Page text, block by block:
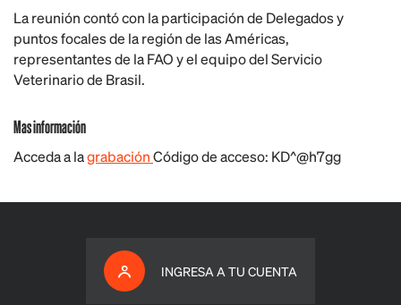
La reunión contó con la participación de Delegados y
puntos focales de la región de las Américas,
representantes de la FAO y el equipo del Servicio
Veterinario de Brasil.
Mas información
Acceda a lagrabaciónCódigo de acceso: KD^@h7gg
INGRESA A TU CUENTA